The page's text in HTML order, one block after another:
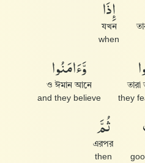
إِذَا
যখন
when
they
وَّءَامَنُوا۟
ও ঈমান আনে
and they believe
ثُمَّ
এরপর
then